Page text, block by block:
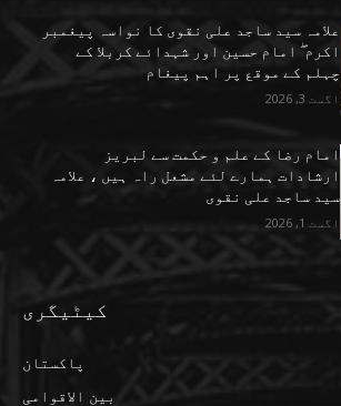
علامہ سید ساجد علی نقوی کا نواسہ پیغمبر
اکرم ۖ امام حسین اور شہدائے کربلا کے
چہلم کے موقع پر اہم پیغام
اگست 3, 2026
امام رضا کے علم و حکمت سے لبریز
ارشادات ہمارے لئے مشعل راہ ہیں ، علامہ
سید ساجد علی نقوی
اگست 1, 2026
کیٹیگری
پاکستان
بین الاقوامی